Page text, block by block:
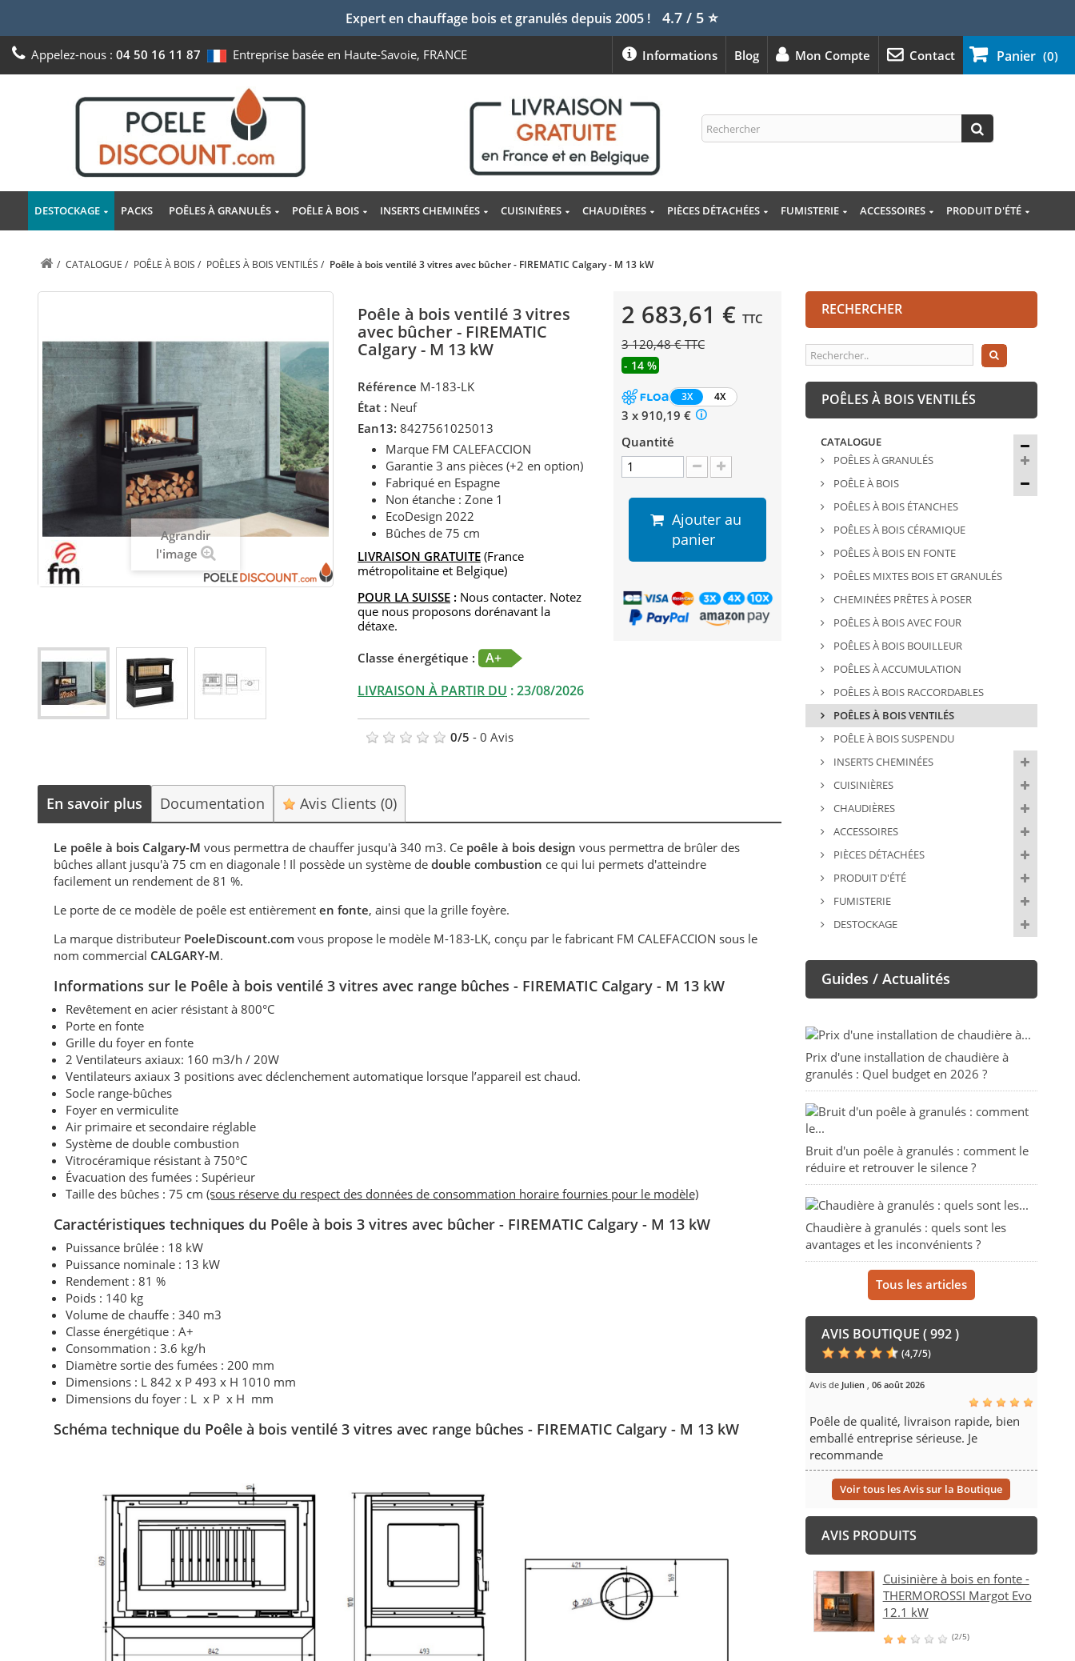
Expert en chauffage bois et granulés depuis 2005 ! 4.7 / 5⭐
Panier (0)
Appelez-nous : 04 50 16 11 87 Entreprise basée en Haute-Savoie, FRANCE Contact
Mon Compte
Blog
Informations
DESTOCKAGE PACKS POÊLES À GRANULÉS POÊLE À BOIS INSERTS CHEMINÉES CUISINIÈRES CHAUDIÈRES PIÈCES DÉTACHÉES FUMISTERIE ACCESSOIRES PRODUIT D'ÉTÉ
/ CATALOGUE / POÊLE À BOIS / POÊLES À BOIS VENTILÉS / Poêle à bois ventilé 3 vitres avec bûcher - FIREMATIC Calgary - M 13 kW
Agrandir
l'image
Poêle à bois ventilé 3 vitres
avec bûcher - FIREMATIC
Calgary - M 13 kW
Référence M-183-LK
État : Neuf
Ean13: 8427561025013
Marque FM CALEFACCION
Garantie 3 ans pièces (+2 en option)
Fabriqué en Espagne
Non étanche : Zone 1
EcoDesign 2022
Bûches de 75 cm
LIVRAISON GRATUITE (France
métropolitaine et Belgique)
POUR LA SUISSE : Nous contacter. Notez
que nous proposons dorénavant la
détaxe.
Classe énergétique :
A+
LIVRAISON À PARTIR DU :23/08/2026
0/5 - 0 Avis
2 683,61 € TTC
3 120,48 € TTC
- 14 %
3X 4X
3 x 910,19 €
Quantité
Ajouter au
panier
En savoir plus Documentation Avis Clients(0)
Le poêle à bois Calgary-Mvous permettra de chauffer jusqu'à 340 m3. Ce poêle à bois designvous permettra de brûler des
bûches allant jusqu'à 75 cm en diagonale ! Il possède un système de double combustion ce qui lui permets d'atteindre
facilement un rendement de 81 %.
Le porte de ce modèle de poêle est entièrement en fonte, ainsi que la grille foyère.
La marque distributeur PoeleDiscount.com vous propose le modèle M-183-LK, conçu par le fabricant FM CALEFACCION sous le
nom commercial CALGARY-M.
Informations sur le Poêle à bois ventilé 3 vitres avec range bûches- FIREMATIC Calgary - M 13 kW
Revêtement en acier résistant à 800°C
Porte en fonte
Grille du foyer en fonte
2 Ventilateurs axiaux: 160 m3/h / 20W
Ventilateurs axiaux 3 positions avec déclenchement automatique lorsque l’appareil est chaud.
Socle range-bûches
Foyer en vermiculite
Air primaire et secondaire réglable
Système de double combustion
Vitrocéramique résistant à 750°C
Évacuation des fumées : Supérieur
Taille des bûches : 75 cm(sous réserve du respect des données de consommation horaire fournies pour le modèle)
Caractéristiques techniques du Poêle à bois 3 vitres avec bûcher - FIREMATIC Calgary - M 13 kW
Puissance brûlée : 18 kW
Puissance nominale : 13 kW
Rendement : 81 %
Poids : 140 kg
Volume de chauffe : 340 m3
Classe énergétique : A+
Consommation : 3.6 kg/h
Diamètre sortie des fumées : 200 mm
Dimensions : L 842 x P 493 x H 1010 mm
Dimensions du foyer : L x P x H mm
Schéma technique du Poêle à bois ventilé 3 vitres avec range bûches - FIREMATIC Calgary - M 13 kW
RECHERCHER
POÊLES À BOIS VENTILÉS
CATALOGUE
POÊLES À GRANULÉS
POÊLE À BOIS
POÊLES À BOIS ÉTANCHES
POÊLES À BOIS CÉRAMIQUE
POÊLES À BOIS EN FONTE
POÊLES MIXTES BOIS ET GRANULÉS
CHEMINÉES PRÊTES À POSER
POÊLES À BOIS AVEC FOUR
POÊLES À BOIS BOUILLEUR
POÊLES À ACCUMULATION
POÊLES À BOIS RACCORDABLES
POÊLES À BOIS VENTILÉS
POÊLE À BOIS SUSPENDU
INSERTS CHEMINÉES
CUISINIÈRES
CHAUDIÈRES
ACCESSOIRES
PIÈCES DÉTACHÉES
PRODUIT D'ÉTÉ
FUMISTERIE
DESTOCKAGE
Guides / Actualités
Prix d'une installation de chaudière à
granulés : Quel budget en 2026 ?
Bruit d'un poêle à granulés : comment le
réduire et retrouver le silence ?
Chaudière à granulés : quels sont les
avantages et les inconvénients ?
Tous les articles
AVIS BOUTIQUE ( 992 )
(4,7/5)
Avis de Julien, 06 août 2026
Poêle de qualité, livraison rapide, bien
emballé entreprise sérieuse. Je
recommande
Voir tous les Avis sur la Boutique
AVIS PRODUITS
Cuisinière à bois en fonte -
THERMOROSSI Margot Evo
12.1 kW
(2/5)